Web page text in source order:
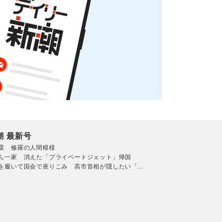
最新号
修羅の人間模様
一家 消えた「プライベートジェット」帰国
履いて国会で座りこみ 高市首相が隠したい「...